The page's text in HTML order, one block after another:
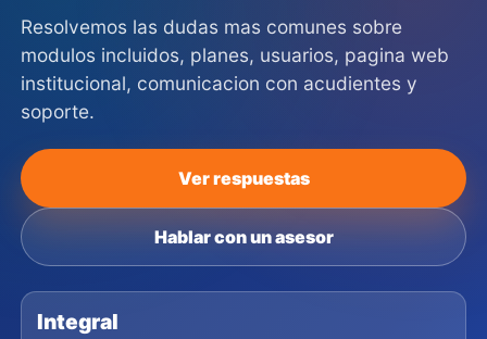
Resolvemos las dudas mas comunes sobre
modulos incluidos, planes, usuarios, pagina web
institucional, comunicacion con acudientes y
soporte.
Ver respuestas
Hablar con un asesor
Integral